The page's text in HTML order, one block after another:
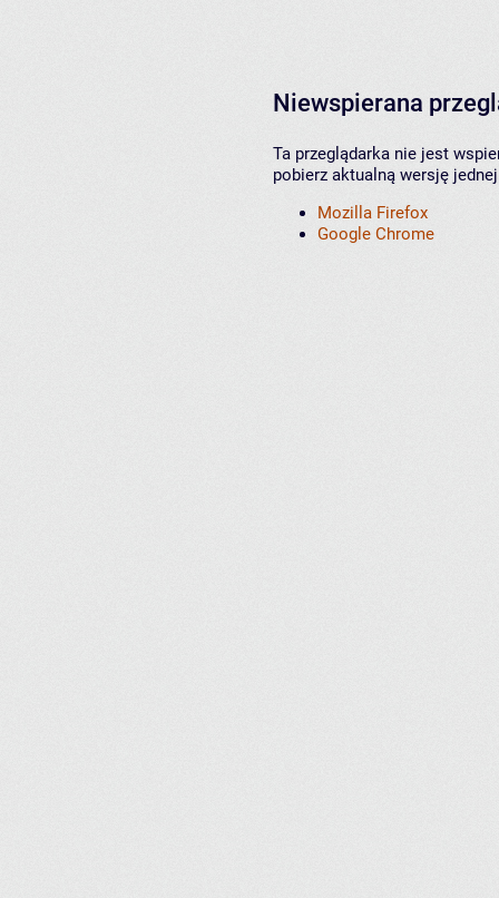
Niewspierana
Ta przeglądarka nie jest
pobierz aktualną wersję
Mozilla Firefox
Google Chrome